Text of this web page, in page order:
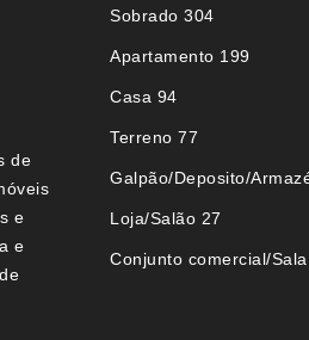
de
e
e
Sobrado 304
Apartamento 199
Casa 94
Terreno 77
Galpão/Deposito/
Loja/Salão 27
Conjunto comercial/